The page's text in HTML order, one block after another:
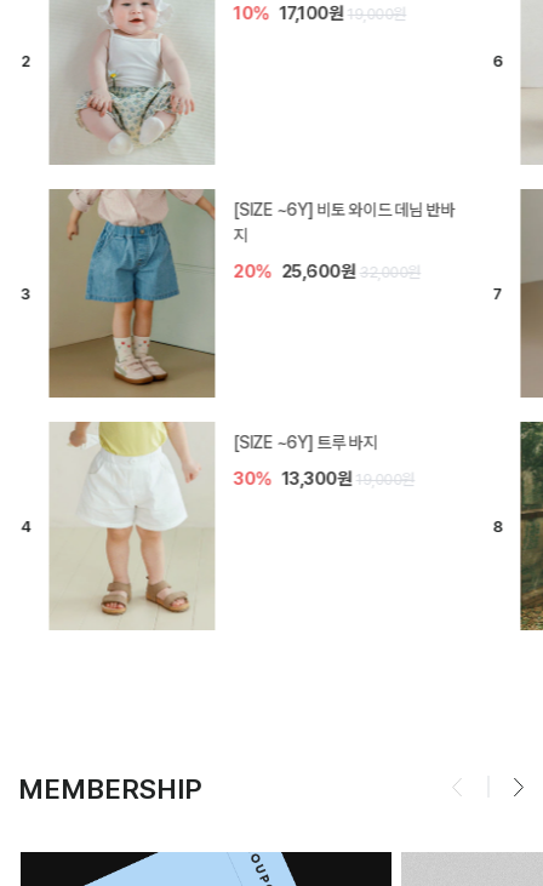
10% 17,100원 19,000원
[SIZE ~6Y] 라핀 카프리 팬츠
30%
엘로디 니트 아기 바지
20% 16,000원 20,000원
MEMBERSHIP